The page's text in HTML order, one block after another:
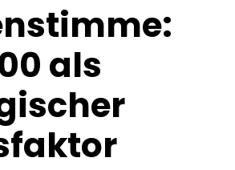
als